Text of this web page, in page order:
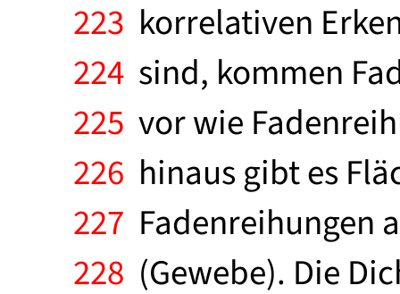
223 korrelativen
224 sind, kommen
225 vor wie
226 hinaus gibt es
227 Fadenreihungen
228 (Gewebe). Die